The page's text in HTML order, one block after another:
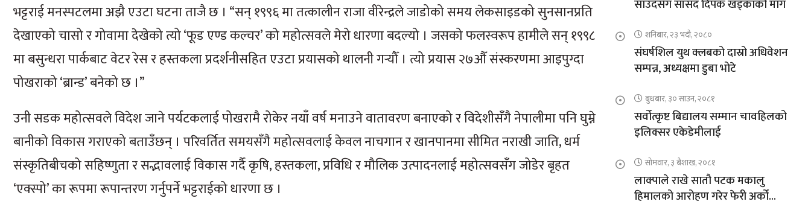
भट्टराई मनस्पटलमा अझै एउटा घटना ताजै छ । “सन् १९९६ मा तत्कालीन राजा वीरेन्द्रले जाडोको समय लेकसाइडको सुनसानप्रति
देखाएको चासो र गोवामा देखेको त्यो ‘फूड एण्ड कल्चर’ को महोत्सवले मेरो धारणा बदल्यो । जसको फलस्वरूप हामीले सन् १९९८
मा बसुन्धरा पार्कबाट वेटर रेस र हस्तकला प्रदर्शनीसहित एउटा प्रयासको थालनी गर्‍यौँ । त्यो प्रयास २७औँ संस्करणमा आइपुग्दा
पोखराको ‘ब्रान्ड’ बनेको छ ।”
उनी सडक महोत्सवले विदेश जाने पर्यटकलाई पोखरामै रोकेर नयाँ वर्ष मनाउने वातावरण बनाएको र विदेशीसँगै नेपालीमा पनि घुम्ने
बानीको विकास गराएको बताउँछन् । परिवर्तित समयसँगै महोत्सवलाई केवल नाचगान र खानपानमा सीमित नराखी जाति, धर्म
संस्कृतिबीचको सहिष्णुता र सद्भावलाई विकास गर्दै कृषि, हस्तकला, प्रविधि र मौलिक उत्पादनलाई महोत्सवसँग जोडेर बृहत
‘एक्स्पो’ का रूपमा रूपान्तरण गर्नुपर्ने भट्टराईको धारणा छ ।
साउदसँग सांसद दिपक खड्काको माग
शनिबार, २३ भदौ, २०८०
संघर्षशिल युथ क्लबको दास्रो अधिवेशन
सम्पन्न, अध्यक्षमा डुबा भोटे
बुधबार, ३० साउन, २०८१
सर्वोत्कृष्ट बिद्यालय सम्मान चावहिलको
इलिक्सर एकेडेमीलाई
सोमवार, ३ बैशाख, २०८१
लाक्पाले राखे सातौ पटक मकालु
हिमालको आरोहण गरेर फेरी अर्को